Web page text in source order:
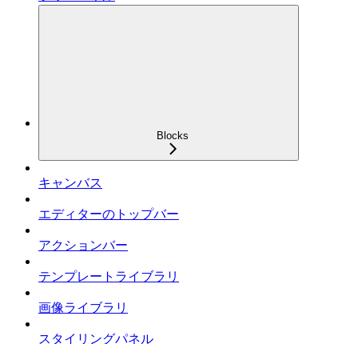
Blocks
キャンバス
エディターのトップバー
アクションバー
テンプレートライブラリ
画像ライブラリ
スタイリングパネル